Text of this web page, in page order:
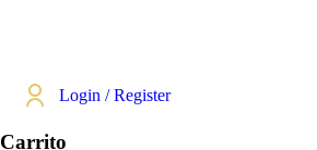
Login / Register
Carrito